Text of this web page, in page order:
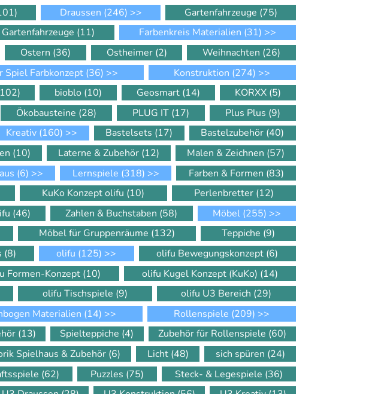
Draussen (246) >> Gartenfahrzeuge (75)
(11) Farbenkreis Materialien (31) >>
Ostern (36) Ostheimer (2) Weihnachten (26)
Spiel Farbkonzept (36) >> Konstruktion (274) >>
bioblo (10) Geosmart (14) KORXX (5)
Ökobausteine (28) PLUG IT (17) Plus Plus (9)
Kreativ (160) >> Bastelsets (17) Bastelzubehör (40)
(10) Laterne & Zubehör (12) Malen & Zeichnen (57)
(6) >> Lernspiele (318) >> Farben & Formen (83)
KuKo Konzept olifu (10) Perlenbretter (12)
(46) Zahlen & Buchstaben (58) Möbel (255) >>
Möbel für Gruppenräume (132) Teppiche (9)
(8) olifu (125) >> olifu Bewegungskonzept (6)
Formen-Konzept (10) olifu Kugel Konzept (KuKo) (14)
olifu Tischspiele (9) olifu U3 Bereich (29)
Materialien (14) >> Rollenspiele (209) >>
(13) Spielteppiche (4) Zubehör für Rollenspiele (60)
Spielhaus & Zubehör (6) Licht (48) sich spüren (24)
(62) Puzzles (75) Steck- & Legespiele (36)